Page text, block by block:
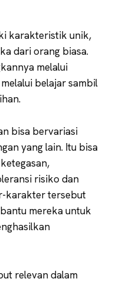
karakteristik unik,
dari orang biasa.
melalui
belajar sambil
bisa bervariasi
yang lain. Itu bisa
risiko dan
karakter tersebut
mereka untuk
relevan dalam